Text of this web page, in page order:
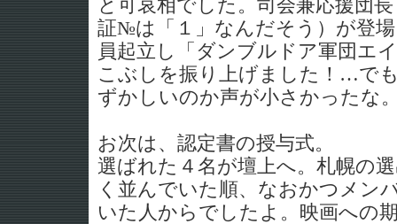
と可哀相でした。司会兼応援団
証№は「１」なんだそう）が登
員起立し「ダンブルドア軍団エ
こぶしを振り上げました！…で
ずかしいのか声が小さかったな
お次は、認定書の授与式。
選ばれた４名が壇上へ。札幌の
く並んでいた順、なおかつメン
いた人からでしたよ。映画への